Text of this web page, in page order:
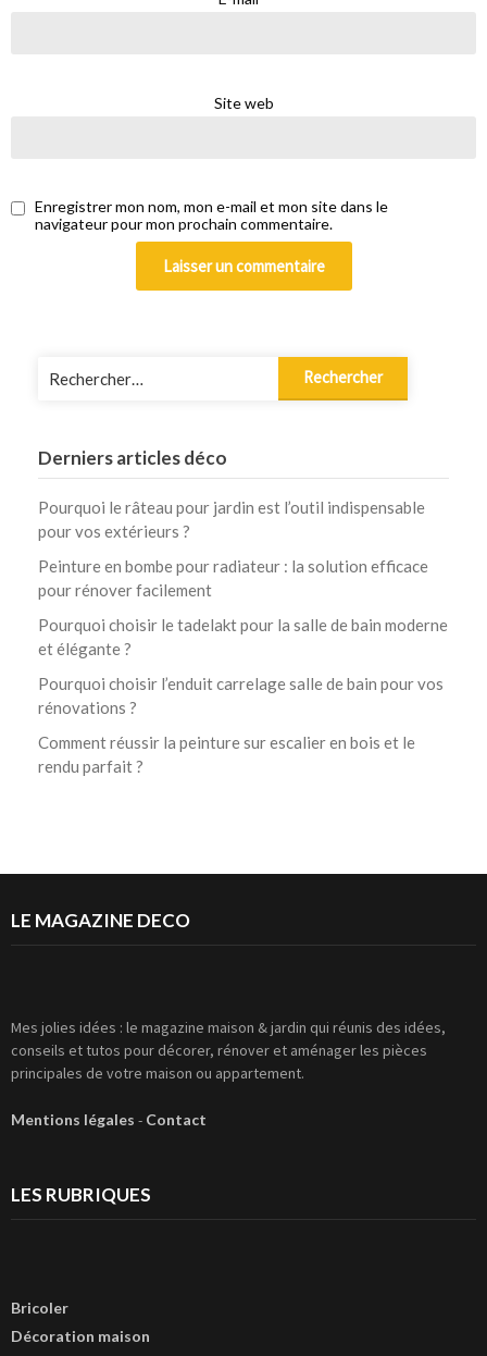
Site web
Enregistrer mon nom, mon e-mail et mon site dans le
navigateur pour mon prochain commentaire.
Derniers articles déco
Pourquoi le râteau pour jardin est l’outil indispensable
pour vos extérieurs ?
Peinture en bombe pour radiateur : la solution efficace
pour rénover facilement
Pourquoi choisir le tadelakt pour la salle de bain moderne
et élégante ?
Pourquoi choisir l’enduit carrelage salle de bain pour vos
rénovations ?
Comment réussir la peinture sur escalier en bois et le
rendu parfait ?
LE MAGAZINE DECO
Mes jolies idées : le magazine maison & jardin qui réunis des idées,
conseils et tutos pour décorer, rénover et aménager les pièces
principales de votre maison ou appartement.
Mentions légales - Contact
LES RUBRIQUES
Bricoler
Décoration maison